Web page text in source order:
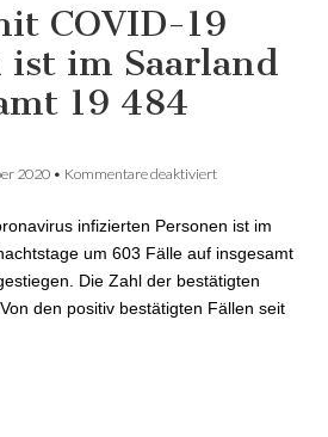
COVID-19
im Saarland
19 484
2020 • Kommentare deaktiviert
Saarland auf
insgesamt 19 484
infizierten Personen ist im
um 603 Fälle auf insgesamt
Die Zahl der bestätigten
den positiv bestätigten Fällen seit